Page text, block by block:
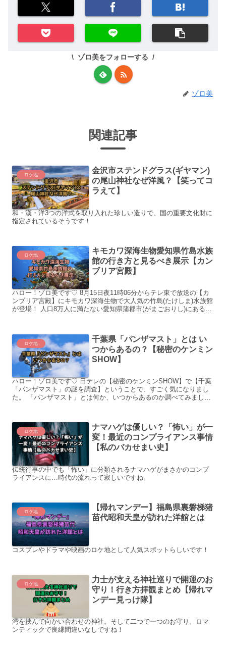
ゾロ美をフォローする
ゾロ美
関連記事
ロケ地
金沢市ステンドグラス(ギヤマン)
の尾山神社なぜ洋風？【笑ってコ
ラえて】
和・漢・洋3つの洋式を取り入れた珍しい造りで、国の重要文化財に
指定されているそうです！
ロケ地
キモカワ深海生物愛知県竹島水族
館の行き方と見るべき展示【カン
ブリア宮殿】
ハロー！ゾロ美です♡ 8月15日夜11時06分からテレ東で放送の【カ
ンブリア宮殿】にキモカワ深海生物で大人気の竹島(たけしま)水族館
が登場！ 人口8万人に満たない愛知県蒲郡市(がまごおりし)にある竹
ロケ地
千葉県「パンザマスト」とは い
つからあるの？【秘密のケンミン
SHOW】
ハロー！ゾロ美です♡ 日テレの【秘密のケンミンSHOW】で【千葉
「パンザマスト」の謎を調査】ということで、すごく気になりまし
た。 「パンザマスト」とは何か、いつからあるのか調べてみまし
ロケ地
ナマハゲは優しい？「怖い」が一
変！最近のコンプライアンス事情
【私のバカせまい史】
伝統行事の中でも「怖い」に分類されるナマハゲがまさかのコンプ
ライアンスに…時代の流れって寂しいですね。
ロケ地
【帰れマンデー】福島県裏磐梯猪
苗代昭和天皇が訪れた洋館とは
コスプレやドラマや映画のロケ地として人気スポットらしいです！
ロケ地
力士が支える神社巡りで開運のお
守り！行き方拝観まとめ【帰れマ
ンデー見っけ隊】
湾を挟んで向かい合わせの神社。そして二つで一つのお守り。ロマ
ンティックで良縁間違いなしですね！